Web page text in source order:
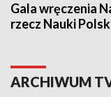
Gala wręczenia
rzecz Nauki
ARCHIWUM